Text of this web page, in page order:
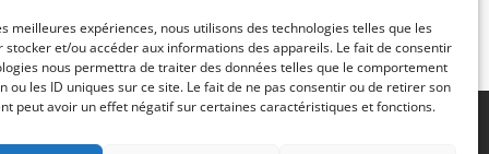
meilleures expériences, nous utilisons des technologies telles que les
stocker et/ou accéder aux informations des appareils. Le fait de consentir
nous permettra de traiter des données telles que le comportement
ou les ID uniques sur ce site. Le fait de ne pas consentir ou de retirer son
peut avoir un effet négatif sur certaines caractéristiques et fonctions.
(UE)
Politique de confidentialité